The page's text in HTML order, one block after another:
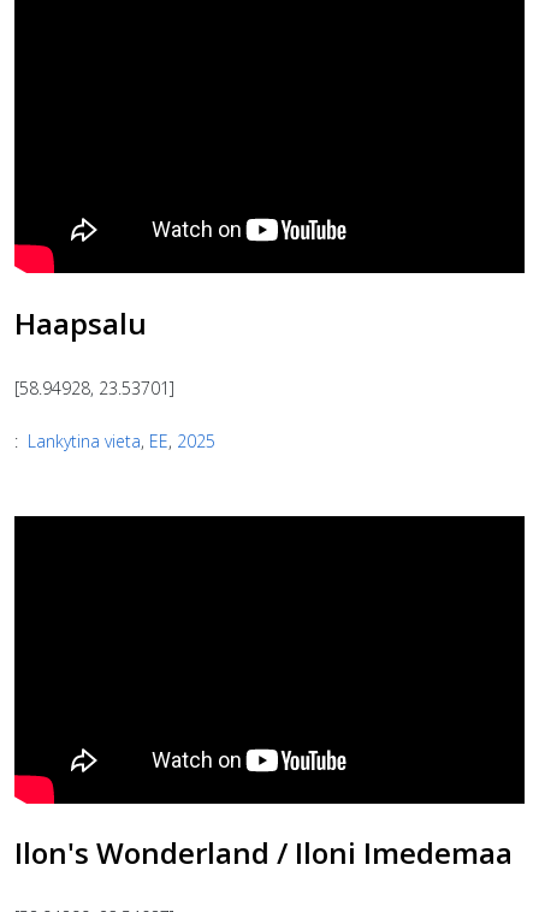
Haapsalu
[58.94928, 23.53701]
: Lankytina vieta, EE, 2025
Ilon's Wonderland / Iloni Imedemaa